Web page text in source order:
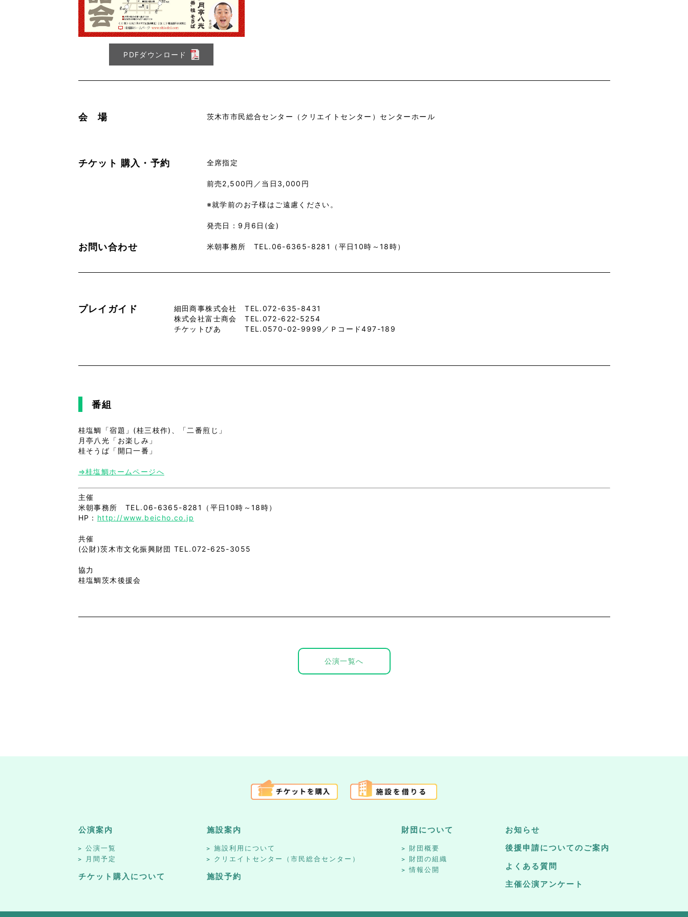
PDFダウンロード
会 場 茨木市市民総合センター（クリエイトセンター）センターホール
チケット 購入・予約 全席指定
前売2,500円／当日3,000円
※就学前のお子様はご遠慮ください。
発売日：9月6日(金)
お問い合わせ 米朝事務所 TEL.06-6365-8281（平日10時～18時）
プレイガイド
細田商事株式会社 TEL.072-635-8431
株式会社富士商会 TEL.072-622-5254
チケットぴあ TEL.0570-02-9999／Ｐコード497-189
番組
桂塩鯛「宿題」(桂三枝作)、「二番煎じ」
月亭八光「お楽しみ」
桂そうば「開口一番」
⇒桂塩鯛ホームページへ
主催
米朝事務所 TEL.06-6365-8281（平日10時～18時）
HP： http://www.beicho.co.jp
共催
(公財)茨木市文化振興財団 TEL.072-625-3055
協力
桂塩鯛茨木後援会
公演一覧へ
公演案内
公演一覧
月間予定
チケット購入について
施設案内
施設利用について
クリエイトセンター（市民総合センター）
施設予約
財団について
財団概要
財団の組織
情報公開
お知らせ
後援申請についてのご案内
よくある質問
主催公演アンケート